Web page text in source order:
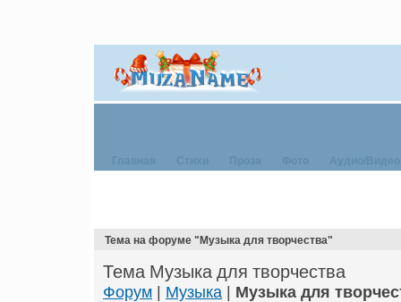
Тема на форуме "Музыка для творчества"
Тема Музыка для творчества
Форум Музыка Музыка для